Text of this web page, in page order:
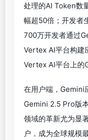
处理的AI Token数
幅超50倍；开发者
700万开发者通过
Vertex AI平台构建
Vertex AI平台上的
在用户端，Gemini
Gemini 2.5 Pro版
领域的革新尤为显
户，成为全球规模